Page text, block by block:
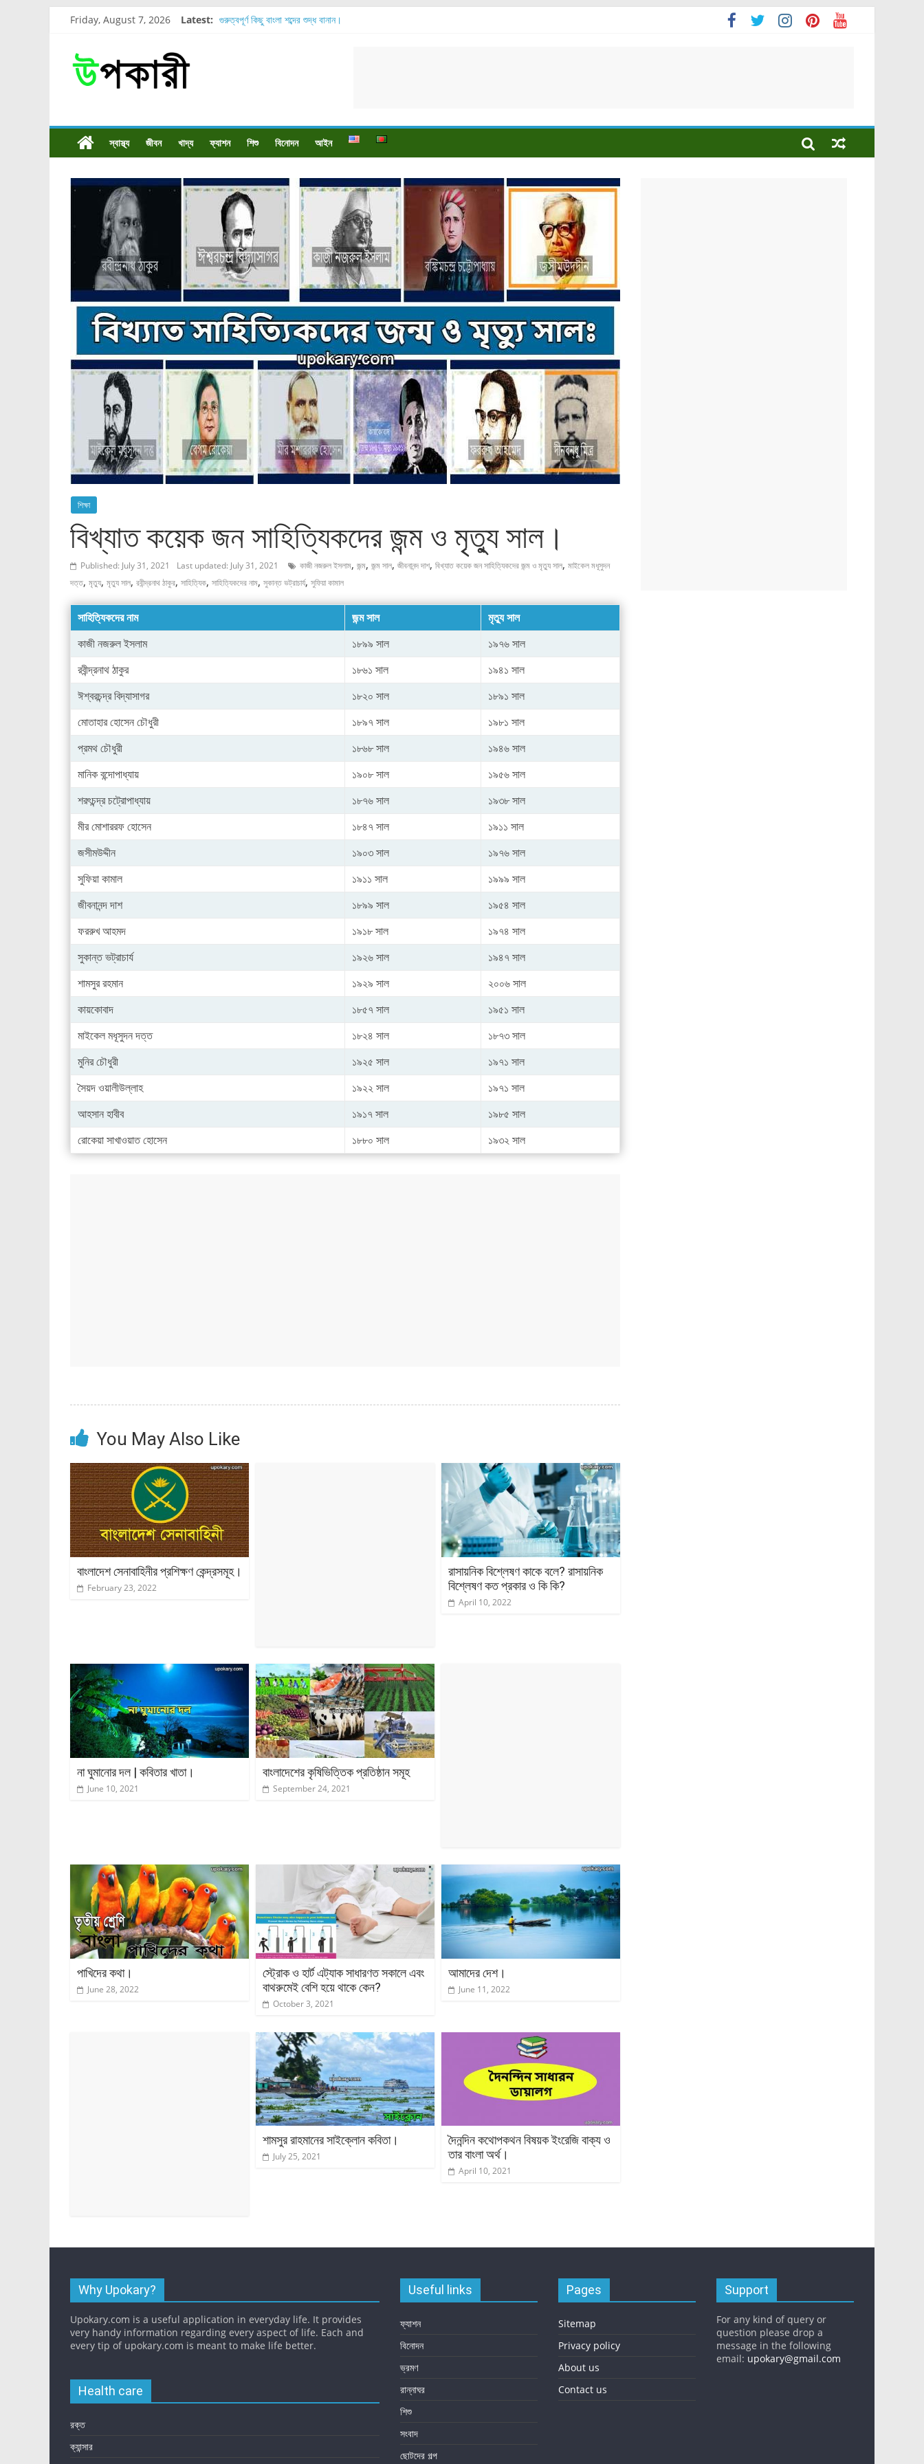
Friday, August 7, 2026 Latest: গুরুত্বপূর্ণ কিছু বাংলা শব্দের শুদ্ধ বানান।
স্বাস্থ্য জীবন খাদ্য ফ্যাশন শিশু বিনোদন আইন
শিক্ষা
বিখ্যাত কয়েক জন সাহিত্যিকদের জন্ম ও মৃত্যু সাল।
Published: July 31, 2021 Last updated: July 31, 2021 কাজী নজরুল ইসলাম, জন্ম, জন্ম সাল, জীবনানন্দ দাশ, বিখ্যাত কয়েক জন সাহিত্যিকদের জন্ম ও মৃত্যু সাল, মাইকেল মধূসুদন
দত্ত, মৃত্যু, মৃত্যু সাল, রবীন্দ্রনাথ ঠাকুর, সাহিত্যিক, সাহিত্যিকদের নাম, সুকান্ত ভট্রাচার্য, সুফিয়া কামাল
সাহিত্যিকদের নাম জন্ম সাল
মৃত্যু সাল
কাজী নজরুল ইসলাম
১৮৯৯ সাল
১৯৭৬ সাল
রবীন্দ্রনাথ ঠাকুর
১৮৬১ সাল
১৯৪১ সাল
ঈশ্বরচন্দ্র বিদ্যাসাগর
১৮২০ সাল
১৮৯১ সাল
মোতাহার হোসেন চৌধুরী
১৮৯৭ সাল
১৯৮১ সাল
প্রমথ চৌধুরী
১৮৬৮ সাল
১৯৪৬ সাল
মানিক বন্দোপাধ্যায়
১৯০৮ সাল
১৯৫৬ সাল
শরৎচন্দ্র চট্রোপাধ্যায়
১৮৭৬ সাল
১৯৩৮ সাল
মীর মোশাররফ হোসেন
১৮৪৭ সাল
১৯১১ সাল
জসীমউদ্দীন
১৯০৩ সাল
১৯৭৬ সাল
সুফিয়া কামাল
১৯১১ সাল
১৯৯৯ সাল
জীবনানন্দ দাশ
১৮৯৯ সাল
১৯৫৪ সাল
ফররুখ আহমদ
১৯১৮ সাল
১৯৭৪ সাল
সুকান্ত ভট্রাচার্য
১৯২৬ সাল
১৯৪৭ সাল
শামসুর রহমান
১৯২৯ সাল
২০০৬ সাল
কায়কোবাদ
১৮৫৭ সাল
১৯৫১ সাল
মাইকেল মধূসুদন দত্ত
১৮২৪ সাল
১৮৭৩ সাল
মুনির চৌধুরী
১৯২৫ সাল
১৯৭১ সাল
সৈয়দ ওয়ালীউল্লাহ
১৯২২ সাল
১৯৭১ সাল
আহসান হাবীব
১৯১৭ সাল
১৯৮৫ সাল
রোকেয়া সাখাওয়াত হোসেন
১৮৮০ সাল ১৯৩২ সাল
You May Also Like
বাংলাদেশ সেনাবাহিনীর প্রশিক্ষণ কেন্দ্রসমূহ।
February 23, 2022
রাসায়নিক বিশ্লেষণ কাকে বলে? রাসায়নিক
বিশ্লেষণ কত প্রকার ও কি কি?
April 10, 2022
না ঘুমানোর দল | কবিতার খাতা।
June 10, 2021
বাংলাদেশের কৃষিভিত্তিক প্রতিষ্ঠান সমূহ
September 24, 2021
পাখিদের কথা।
June 28, 2022
স্ট্রোক ও হার্ট এট্যাক সাধারণত সকালে এবং
বাথরুমেই বেশি হয়ে থাকে কেন?
October 3, 2021
আমাদের দেশ।
June 11, 2022
শামসুর রাহমানের সাইক্লোন কবিতা।
July 25, 2021
দৈনন্দিন কথোপকথন বিষয়ক ইংরেজি বাক্য ও
তার বাংলা অর্থ।
April 10, 2021
Why Upokary?
Upokary.com is a useful application in everyday life. It provides
very handy information regarding every aspect of life. Each and
every tip of upokary.com is meant to make life better.
Health care
রক্ত
ক্যান্সার
Useful links
ফ্যাশন
বিনোদন
ভ্রমণ
রান্নাঘর
শিশু
সংবাদ
ছোটদের গল্প
Pages
Sitemap
Privacy policy
About us
Contact us
Support
For any kind of query or
question please drop a
message in the following
email: upokary@gmail.com